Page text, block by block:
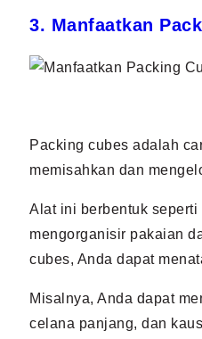
3. Manfaatkan
Packing cubes adalah
memisahkan dan
Alat ini berbentuk
mengorganisir pakaian
cubes, Anda dapat
Misalnya, Anda dapat
celana panjang, dan